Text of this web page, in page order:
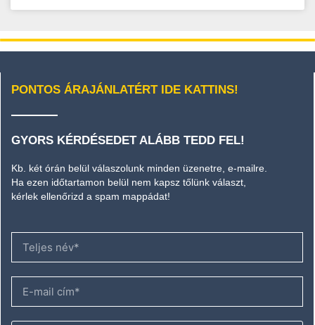
PONTOS ÁRAJÁNLATÉRT IDE KATTINS!
GYORS KÉRDÉSEDET ALÁBB TEDD FEL!
Kb. két órán belül válaszolunk minden üzenetre, e-mailre.
Ha ezen időtartamon belül nem kapsz tőlünk választ,
kérlek ellenőrizd a spam mappádat!